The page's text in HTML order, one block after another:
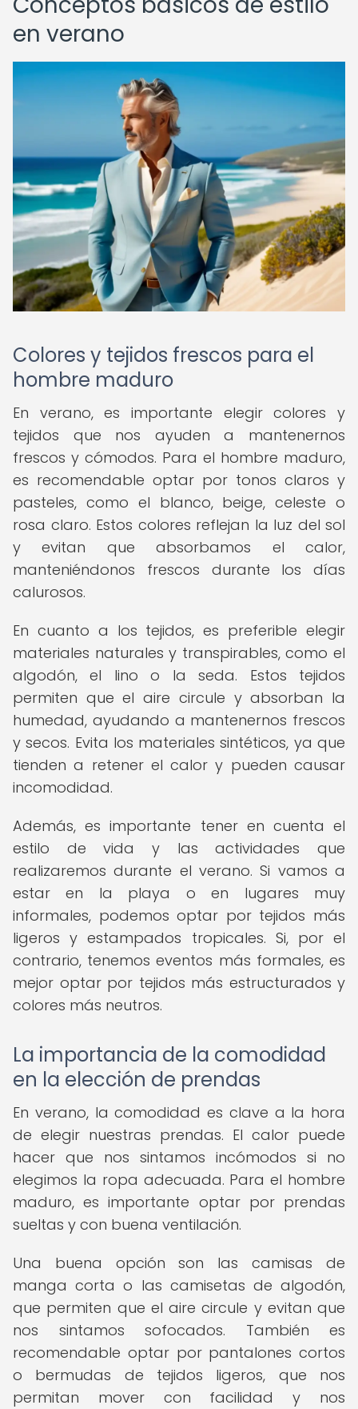
en verano
Colores y tejidos frescos para el
hombre maduro
En verano, es importante elegir colores y
tejidos que nos ayuden a mantenernos
frescos y cómodos. Para el hombre maduro,
es recomendable optar por tonos claros y
pasteles, como el blanco, beige, celeste o
rosa claro. Estos colores reflejan la luz del sol
y evitan que absorbamos el calor,
manteniéndonos frescos durante los días
calurosos.
En cuanto a los tejidos, es preferible elegir
materiales naturales y transpirables, como el
algodón, el lino o la seda. Estos tejidos
permiten que el aire circule y absorban la
humedad, ayudando a mantenernos frescos
y secos. Evita los materiales sintéticos, ya que
tienden a retener el calor y pueden causar
incomodidad.
Además, es importante tener en cuenta el
estilo de vida y las actividades que
realizaremos durante el verano. Si vamos a
estar en la playa o en lugares muy
informales, podemos optar por tejidos más
ligeros y estampados tropicales. Si, por el
contrario, tenemos eventos más formales, es
mejor optar por tejidos más estructurados y
colores más neutros.
La importancia de la comodidad
en la elección de prendas
En verano, la comodidad es clave a la hora
de elegir nuestras prendas. El calor puede
hacer que nos sintamos incómodos si no
elegimos la ropa adecuada. Para el hombre
maduro, es importante optar por prendas
sueltas y con buena ventilación.
Una buena opción son las camisas de
manga corta o las camisetas de algodón,
que permiten que el aire circule y evitan que
nos sintamos sofocados. También es
recomendable optar por pantalones cortos
o bermudas de tejidos ligeros, que nos
permitan mover con facilidad y nos